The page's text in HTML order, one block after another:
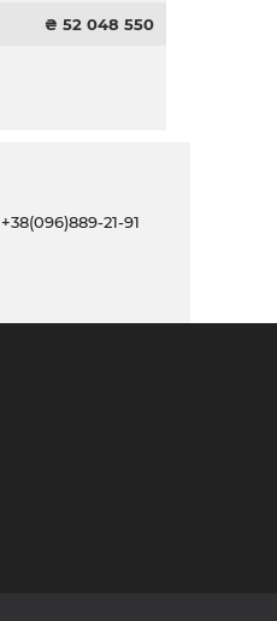
₴ 52 048 550
+38(096)889-21-91